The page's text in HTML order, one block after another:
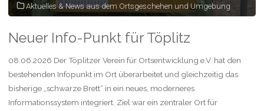
Aktuelles & News aus dem Ortsgeschehen und Umgebung
Neuer Info-Punkt für Töplitz
08.06.2026 Der Töplitzer Verein für Ortsentwicklung e.V. hat den
bestehenden Infopunkt im Ort überarbeitet und gleichzeitig das
bisherige „schwarze Brett“ in ein neues, moderneres
Informationssystem integriert. Ziel war ein zentraler Ort für